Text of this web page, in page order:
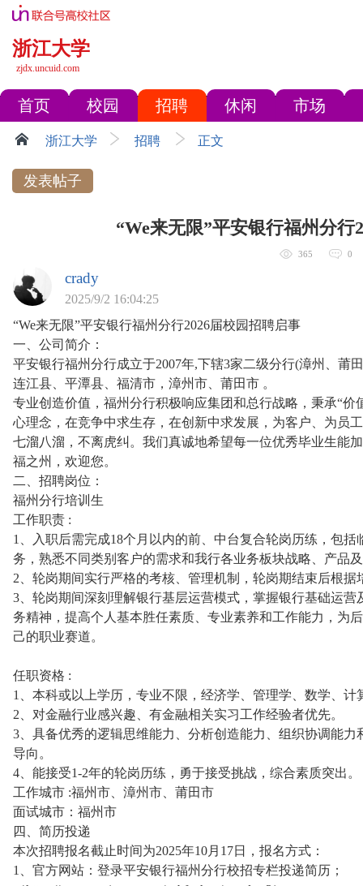
浙江大学
zjdx.uncuid.com
首页 校园 招聘 休闲 市场
浙江大学 招聘 正文
发表帖子
“We来无限”平安银行福州分行
365 0
crady
2025/9/2 16:04:25
“We来无限”平安银行福州分行2026届校园招聘启事
一、公司简介：
平安银行福州分行成立于2007年,下辖3家二级分行(漳州、莆
连江县、平潭县、福清市，漳州市、莆田市 。
专业创造价值，福州分行积极响应集团和总行战略，秉承“
心理念，在竞争中求生存，在创新中求发展，为客户、为员
七溜八溜，不离虎纠。我们真诚地希望每一位优秀毕业生能
福之州，欢迎您。
二、招聘岗位：
福州分行培训生
工作职责 :
1、入职后需完成18个月以内的前、中台复合轮岗历练，包
务，熟悉不同类别客户的需求和我行各业务板块战略、产品
2、轮岗期间实行严格的考核、管理机制，轮岗期结束后根据
3、轮岗期间深刻理解银行基层运营模式，掌握银行基础运
务精神，提高个人基本胜任素质、专业素养和工作能力，为
己的职业赛道。
任职资格 :
1、本科或以上学历，专业不限，经济学、管理学、数学、
2、对金融行业感兴趣、有金融相关实习工作经验者优先。
3、具备优秀的逻辑思维能力、分析创造能力、组织协调能
导向。
4、能接受1-2年的轮岗历练，勇于接受挑战，综合素质突出。
工作城市 :福州市、漳州市、莆田市
面试城市：福州市
四、简历投递
本次招聘报名截止时间为2025年10月17日，报名方式：
1、官方网站：登录平安银行福州分行校招专栏投递简历；